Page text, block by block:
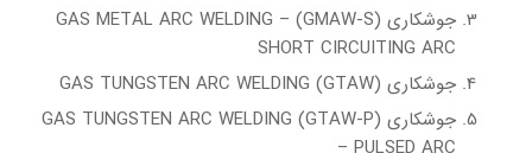
جوشکاری (GMAW-S) GAS METAL ARC WELDING –
SHORT CIRCUITING ARC
جوشکاری (GTAW) GAS TUNGSTEN ARC WELDING
جوشکاری (GTAW-P) GAS TUNGSTEN ARC WELDING